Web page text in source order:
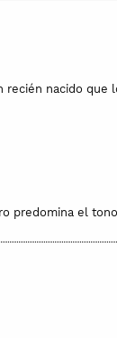
nacido que
predomina el